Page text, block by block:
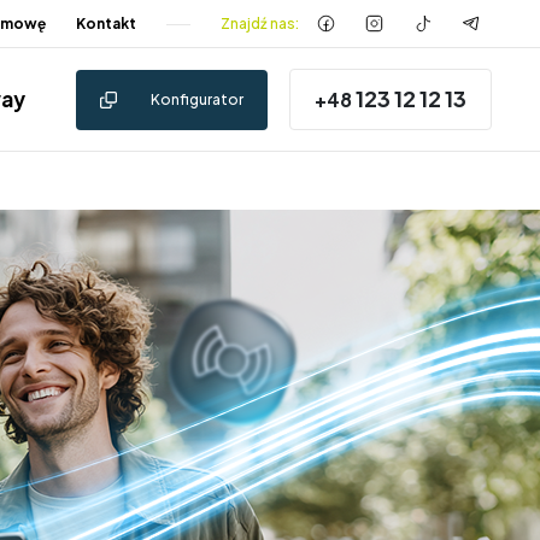
Kontakt Znajdź nas:
Konfigurator +48 123 12 12 13